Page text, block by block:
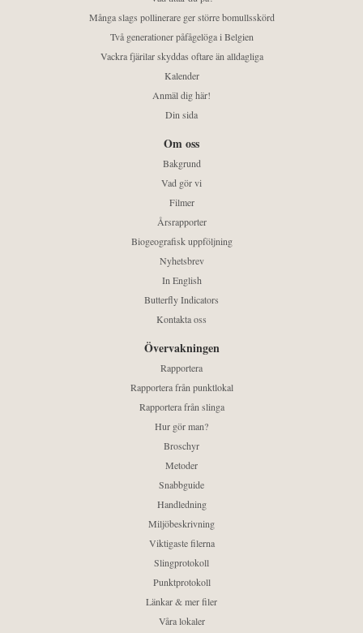
Många slags pollinerare ger större bomullsskörd
Två generationer påfågelöga i Belgien
Vackra fjärilar skyddas oftare än alldagliga
Kalender
Anmäl dig här!
Din sida
Om oss
Bakgrund
Vad gör vi
Filmer
Årsrapporter
Biogeografisk uppföljning
Nyhetsbrev
In English
Butterfly Indicators
Kontakta oss
Övervakningen
Rapportera
Rapportera från punktlokal
Rapportera från slinga
Hur gör man?
Broschyr
Metoder
Snabbguide
Handledning
Miljöbeskrivning
Viktigaste filerna
Slingprotokoll
Punktprotokoll
Länkar & mer filer
Våra lokaler